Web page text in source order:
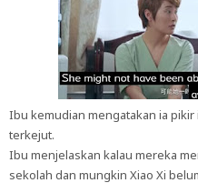
Ibu kemudian mengatakan ia pikir
terkejut.
Ibu menjelaskan kalau mereka
sekolah dan mungkin Xiao Xi